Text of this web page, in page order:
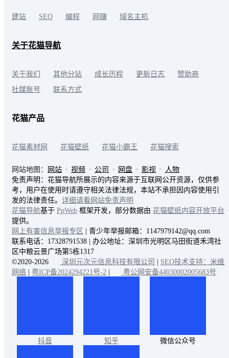
建站 SEO 编程 网赚 域名主机
关于花猫导航
关于我们 其他分站 成长历程 更新日志
赞助商
社媒账号
联系方式
花猫产品
花猫素材网 花猫壁纸 花猫小霸王 花猫搜索
网站地图： 网站 视频 公司 网盘 影视
人物
免责声明：花猫导航所展示的内容来源于互联网公开资源，仅供参
考，用户在使用时请遵守相关法律法规，本站不承担因内容使用引
发的法律责任。 详细请看网站免责声明
花猫导航基于 PpWeb 框架开发，部分数据由 花猫壁纸内容开放平台
提供。
网上有害信息举报专区
| 青少年举报邮箱：1147979142@qq.com
联系电话：17328791538 | 办公地址：深圳市光明区马田街道禾湾社
区中粮云景广场第5栋1317
©2020-2026
深圳元次元信息科技有限公司
SEO技术支持：米维
网络
粤ICP备2024294221号-2 粤公网安备44030002005683号
抖音 知乎 微信公众号